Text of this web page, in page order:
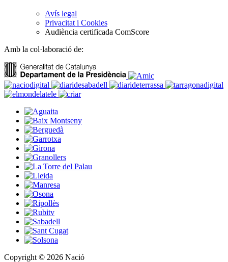
Avís legal
Privacitat i Cookies
Audiència certificada ComScore
Amb la col·laboració de:
Copyright © 2026 Nació